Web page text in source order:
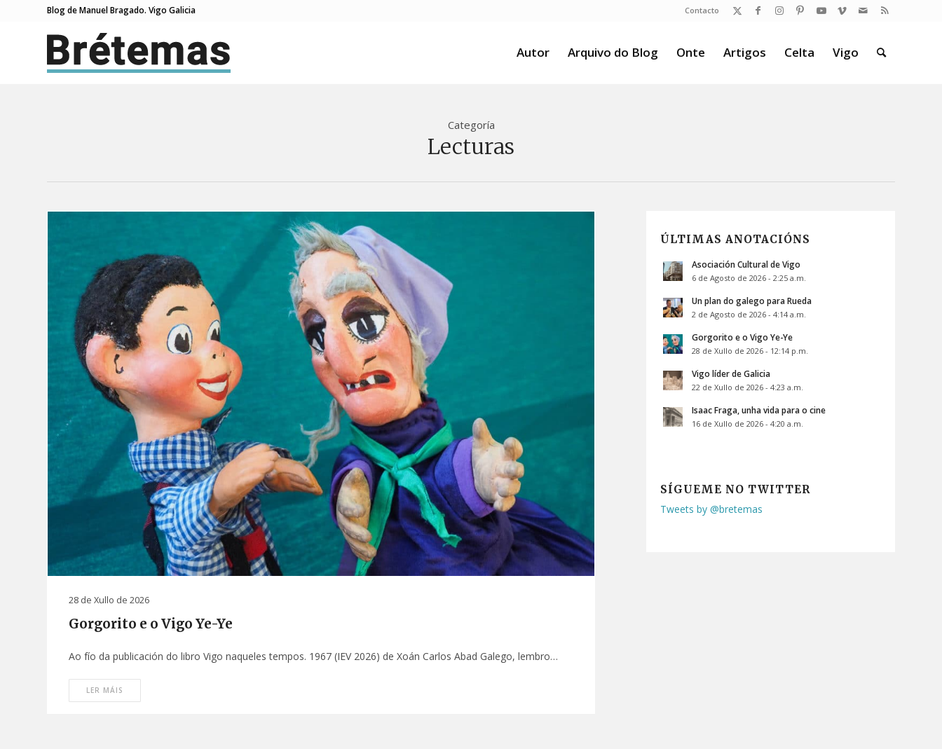
Contacto
Blog de Manuel Bragado. Vigo Galicia
Autor Arquivo do Blog Onte Artigos Celta Vigo
Categoría
Lecturas
Gorgorito e o Vigo Ye-Ye
28 de Xullo de 2026
Ao fío da publicación do libro Vigo naqueles tempos. 1967 (IEV 2026) de Xoán Carlos Abad Galego, lembro…
LER MÁIS
ÚLTIMAS ANOTACIÓNS
Asociación Cultural de Vigo
6 de Agosto de 2026 - 2:25 a.m.
Un plan do galego para Rueda
2 de Agosto de 2026 - 4:14 a.m.
Gorgorito e o Vigo Ye-Ye
28 de Xullo de 2026 - 12:14 p.m.
Vigo líder de Galicia
22 de Xullo de 2026 - 4:23 a.m.
Isaac Fraga, unha vida para o cine
16 de Xullo de 2026 - 4:20 a.m.
SÍGUEME NO TWITTER
Tweets by @bretemas